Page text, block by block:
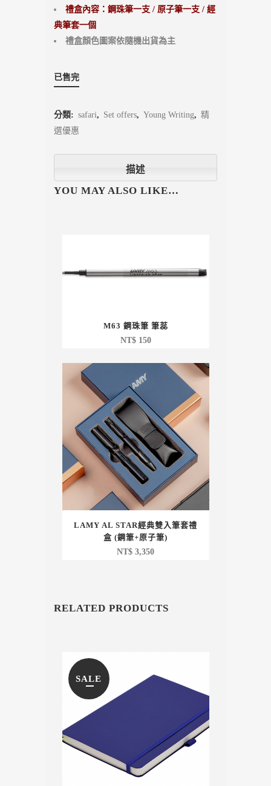
禮盒內容：鋼珠筆一支 / 原子筆一支 / 經
典筆套一個
禮盒顏色圖案依隨機出貨為主
已售完
分類: safari, Set offers, Young Writing, 精
選優惠
描述
YOU MAY ALSO LIKE…
M63 鋼珠筆 筆蕊
NT$150
LAMY AL STAR經典雙入筆套禮
盒 (鋼筆+原子筆)
NT$ 3,350
RELATED PRODUCTS
SALE